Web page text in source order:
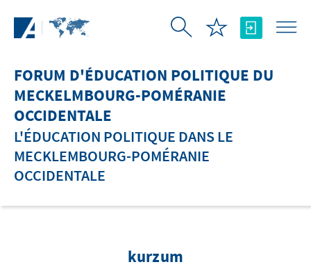
FORUM D'ÉDUCATION POLITIQUE DU
MECKELMBOURG-POMÉRANIE
OCCIDENTALE
L'ÉDUCATION POLITIQUE DANS LE
MECKLEMBOURG-POMÉRANIE
OCCIDENTALE
kurzum